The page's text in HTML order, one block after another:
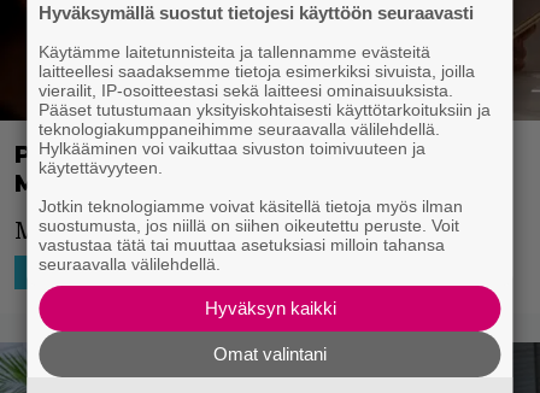
Parks and Recreation -tähdestä tulee
Marvel-pahis!
Mahtava roolitus pahikseksi.
SUORATOISTO TV-SARJAT
Hyväksymällä suostut tietojesi käyttöön seuraavasti
Käytämme laitetunnisteita ja tallennamme evästeitä
laitteellesi saadaksemme tietoja esimerkiksi sivuista, joilla
vierailit, IP-osoitteestasi sekä laitteesi ominaisuuksista.
Pääset tutustumaan yksityiskohtaisesti käyttötarkoituksiin ja
teknologiakumppaneihimme seuraavalla välilehdellä.
Hylkääminen voi vaikuttaa sivuston toimivuuteen ja
käytettävyyteen.
Jotkin teknologiamme voivat käsitellä tietoja myös ilman
suostumusta, jos niillä on siihen oikeutettu peruste. Voit
vastustaa tätä tai muuttaa asetuksiasi milloin tahansa
seuraavalla välilehdellä.
Hyväksyn kaikki
Omat valintani